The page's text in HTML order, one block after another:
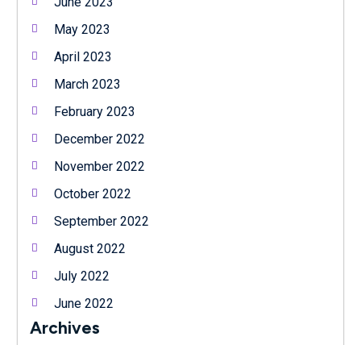
May 2023
April 2023
March 2023
February 2023
December 2022
November 2022
October 2022
September 2022
August 2022
July 2022
June 2022
Archives